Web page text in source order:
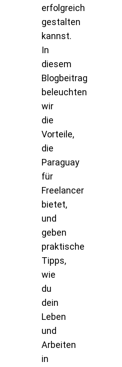
erfolgreich
gestalten
kannst.
In
diesem
Blogbeitrag
beleuchten
wir
die
Vorteile,
die
Paraguay
für
Freelancer
bietet,
und
geben
praktische
Tipps,
wie
du
dein
Leben
und
Arbeiten
in